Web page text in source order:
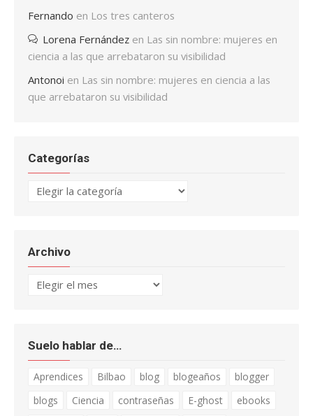
Fernando en Los tres canteros
Lorena Fernández en Las sin nombre: mujeres en
ciencia a las que arrebataron su visibilidad
Antonoi en Las sin nombre: mujeres en ciencia a las
que arrebataron su visibilidad
Categorías
Categorías
Archivo
Archivo
Suelo hablar de…
Aprendices Bilbao blog blogeaños
blogger
blogs
Ciencia contraseñas E-ghost
ebooks